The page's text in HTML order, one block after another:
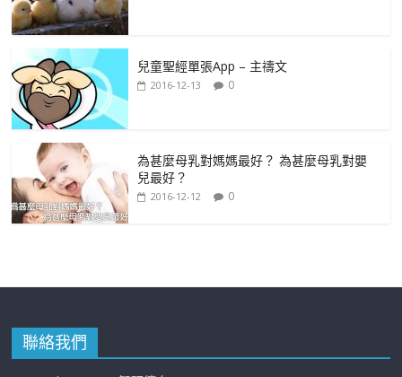
兒童聖經單張App – 主禱文
2016-12-13 0
為甚麼母乳對媽媽最好？ 為甚麼母乳對嬰
兒最好？
2016-12-12 0
聯絡我們